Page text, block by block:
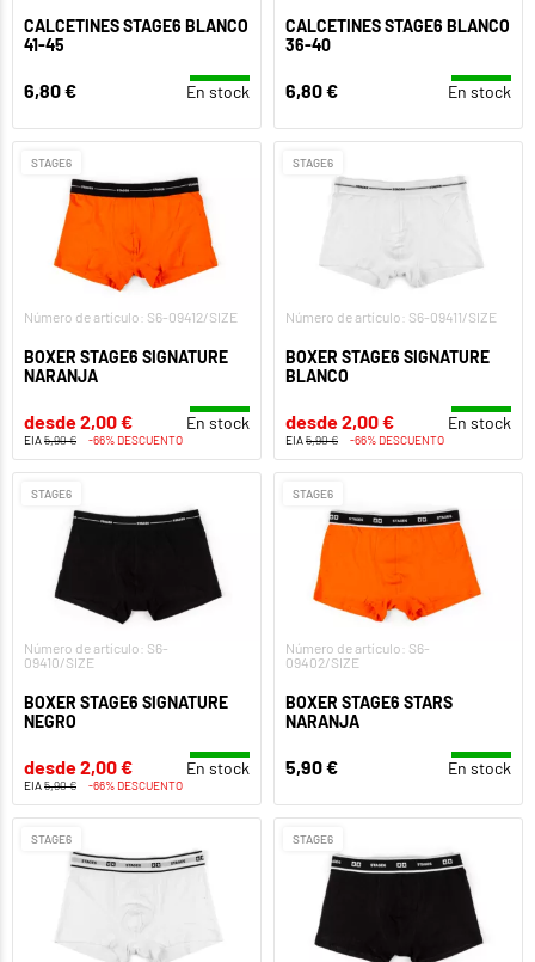
CALCETINES STAGE6 BLANCO
41-45
6,80 € En stock
CALCETINES STAGE6 BLANCO
36-40
6,80 € En stock
STAGE6
Número de artículo: S6-09412/SIZE
BOXER STAGE6 SIGNATURE
NARANJA
desde 2,00 € En stock
EIA5,90 € -66% DESCUENTO
STAGE6
Número de artículo: S6-09411/SIZE
BOXER STAGE6 SIGNATURE
BLANCO
desde 2,00 € En stock
EIA5,90 € -66% DESCUENTO
STAGE6
Número de artículo: S6-
09410/SIZE
BOXER STAGE6 SIGNATURE
NEGRO
desde 2,00 € En stock
EIA5,90 € -66% DESCUENTO
STAGE6
Número de artículo: S6-
09402/SIZE
BOXER STAGE6 STARS
NARANJA
5,90 € En stock
STAGE6 STAGE6